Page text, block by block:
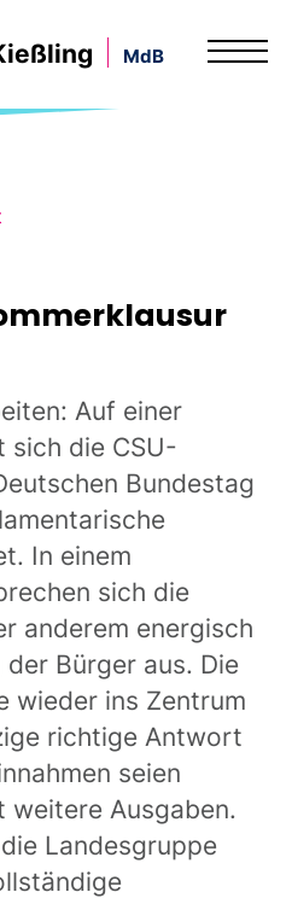
MdB
Auf einer
sich die CSU-
Bundestag
In einem
sich die
anderem energisch
Bürger aus. Die
wieder ins Zentrum
richtige Antwort
seien
weitere Ausgaben.
Landesgruppe